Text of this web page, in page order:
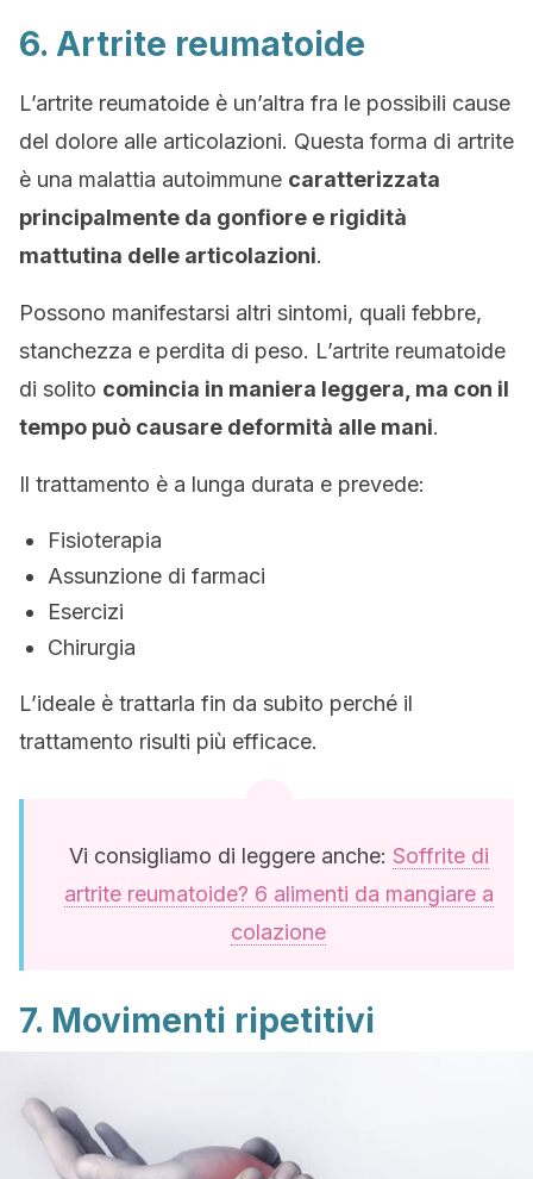
6. Artrite reumatoide
L’artrite reumatoide è un’altra fra le possibili cause
del dolore alle articolazioni. Questa forma di artrite
è una malattia autoimmune caratterizzata
principalmente da gonfiore e rigidità
mattutina delle articolazioni.
Possono manifestarsi altri sintomi, quali febbre,
stanchezza e perdita di peso. L’artrite reumatoide
di solito comincia in maniera leggera, ma con il
tempo può causare deformità alle mani.
Il trattamento è a lunga durata e prevede:
Fisioterapia
Assunzione di farmaci
Esercizi
Chirurgia
L’ideale è trattarla fin da subito perché il
trattamento risulti più efficace.
Vi consigliamo di leggere anche: Soffrite di
artrite reumatoide? 6 alimenti da mangiare a
colazione
7. Movimenti ripetitivi